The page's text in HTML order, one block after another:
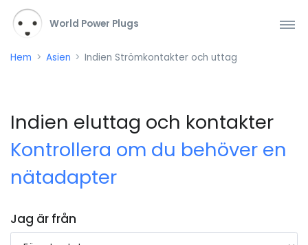
World Power Plugs
Hem Asien Indien Strömkontakter och uttag
Indien eluttag och kontakter
Kontrollera om du behöver en
nätadapter
Jag är från